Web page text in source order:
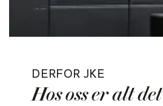
DERFOR JKE
Hos oss er alt det